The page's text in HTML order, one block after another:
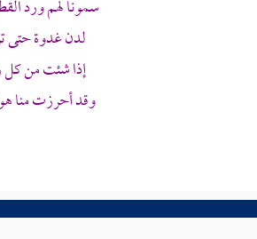
سمونا لهم ورد
لدن غدوة حتى
إذا شئت من كل
وقد أحرزت منا